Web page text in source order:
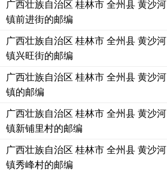
广西壮族自治区 桂林市 全州县 黄沙河
镇前进街的邮编
广西壮族自治区 桂林市 全州县 黄沙河
镇兴旺街的邮编
广西壮族自治区 桂林市 全州县 黄沙河
镇的邮编
广西壮族自治区 桂林市 全州县 黄沙河
镇新铺里村的邮编
广西壮族自治区 桂林市 全州县 黄沙河
镇秀峰村的邮编